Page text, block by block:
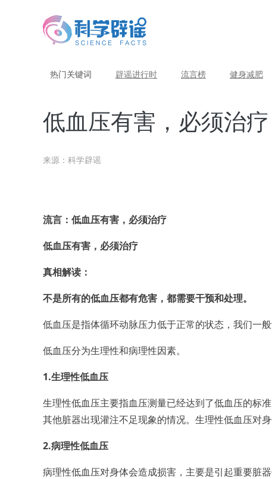
热门关键词 辟谣进行时 流言榜 健身减肥
低血压有害，必须治疗
来源：科学辟谣
流言：低血压有害，必须治疗
低血压有害，必须治疗
真相解读 ：
不是所有的低血压都有危害，都需要干预和处理。
低血压是指体循环动脉压力低于正常的状态，我们一
低血压分为生理性和病理性因素。
1.生理性低血压
生理性低血压主要指血压测量已经达到了低血压的标
其他脏器出现灌注不足现象的情况。生理性低血压对
2.病理性低血压
病理性低血压对身体会造成损害，主要是引起重要脏